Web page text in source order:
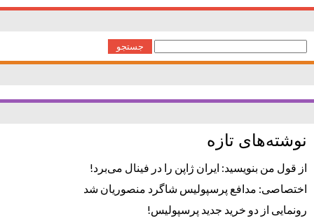
جستجو
برای:
نوشته‌های تازه
از قول من بنویسید: ایران ژاپن را در فینال می‌برد!
اختصاصی: مدافع پرسپولیس شاگرد منصوریان شد
رونمایی از دو خرید جدید پرسپولیس!